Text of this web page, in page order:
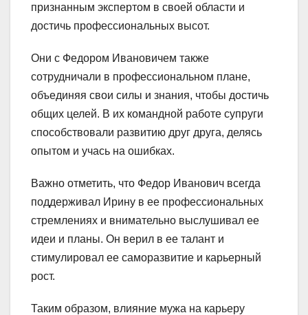
признанным экспертом в своей области и
достичь профессиональных высот.
Они с Федором Ивановичем также
сотрудничали в профессиональном плане,
объединяя свои силы и знания, чтобы достичь
общих целей. В их командной работе супруги
способствовали развитию друг друга, делясь
опытом и учась на ошибках.
Важно отметить, что Федор Иванович всегда
поддерживал Ирину в ее профессиональных
стремлениях и внимательно выслушивал ее
идеи и планы. Он верил в ее талант и
стимулировал ее саморазвитие и карьерный
рост.
Таким образом, влияние мужа на карьеру